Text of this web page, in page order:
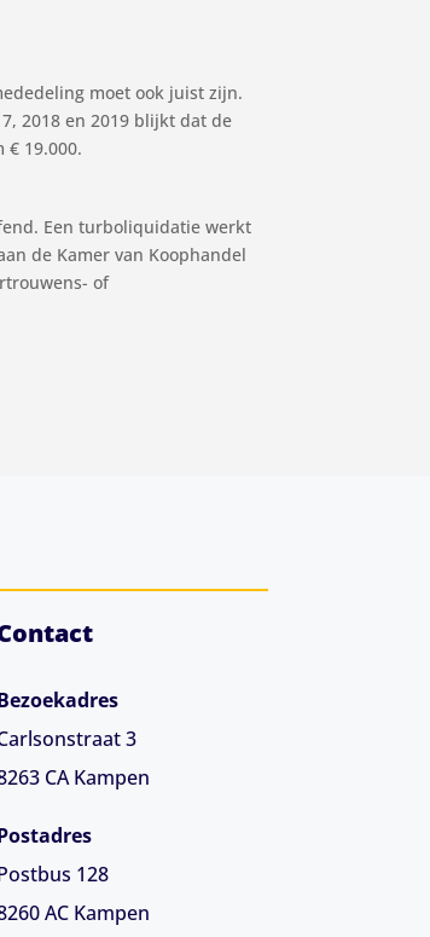
moet ook juist zijn.
2018 en 2019 blijkt dat de
19.000.
Een turboliquidatie werkt
de Kamer van Koophandel
of
3
CA Kampen
128
AC Kampen